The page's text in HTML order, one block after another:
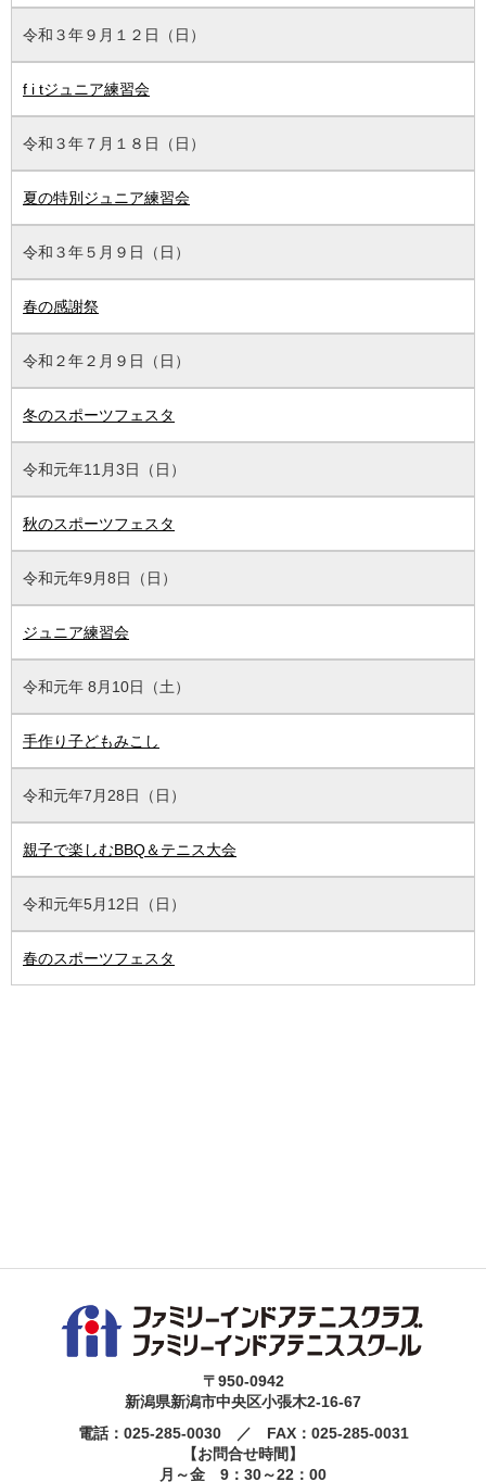
令和３年９月１２日（日）
f i tジュニア練習会
令和３年７月１８日（日）
夏の特別ジュニア練習会
令和３年５月９日（日）
春の感謝祭
令和２年２月９日（日）
冬のスポーツフェスタ
令和元年11月3日（日）
秋のスポーツフェスタ
令和元年9月8日（日）
ジュニア練習会
令和元年 8月10日（土）
手作り子どもみこし
令和元年7月28日（日）
親子で楽しむBBQ＆テニス大会
令和元年5月12日（日）
春のスポーツフェスタ
〒950-0942
新潟県新潟市中央区小張木2-16-67
電話：025-285-0030 ／ FAX：025-285-0031
【お問合せ時間】
月～金 9：30～22：00